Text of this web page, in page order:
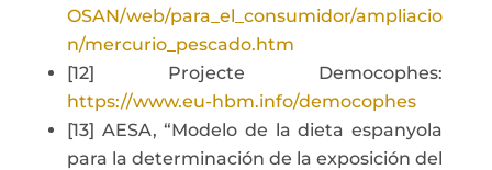
OSAN/web/para_el_consumidor/ampliacio
n/mercurio_pescado.htm
[12] Projecte Democophes:
https://www.eu-hbm.info/democophes
[13] AESA, “Modelo de la dieta espanyola
para la determinación de la exposición del